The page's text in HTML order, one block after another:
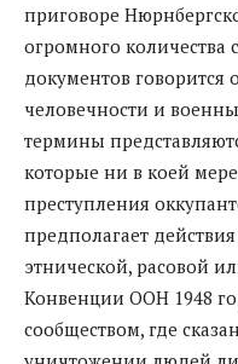
приговоре
огромного количества
документов говорится
человечности и
термины
которые ни в коей
преступления
предполагает
этнической, расовой
Конвенции ООН 1948
сообществом, где